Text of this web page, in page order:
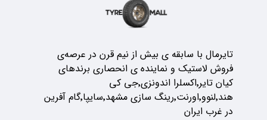
تایرمال با سابقه ی بیش از نیم قرن در عرصه‌ی
فروش لاستیک و نماینده ی انحصاری برندهای
کیان تایر٬اکسلرا اندونزی٬جی کی
هند٬لنوو٬اورنت٬رینگ سازی مشهد٬سایپا٬گام آفرین
در غرب ایران